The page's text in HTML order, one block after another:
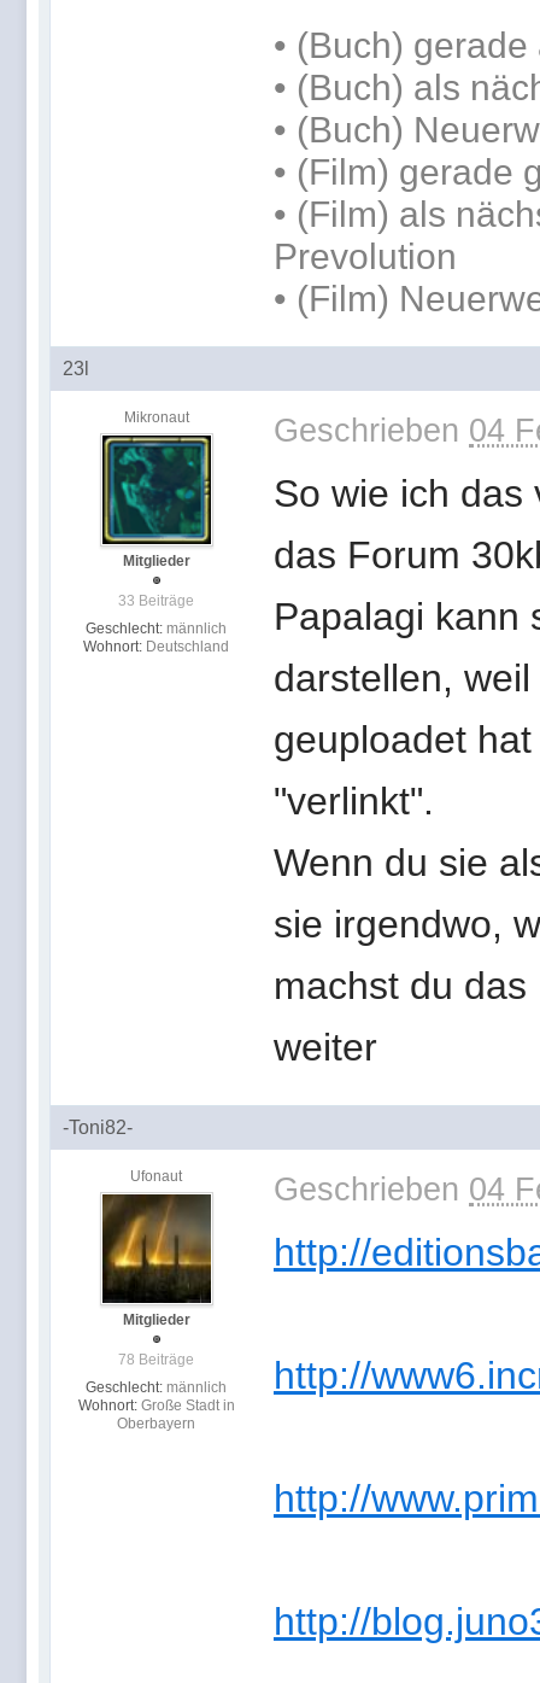
• (Buch) gerade
• (Buch) als
• (Buch)
• (Film) gerade
• (Film) als
Prevolution
• (Film)
23l
Mikronaut
Mitglieder
33 Beiträge
Geschlecht: männlich
Wohnort: Deutschland
Geschrieben 04
So wie ich das
das Forum
Papalagi kann
darstellen,
geuploadet
"verlinkt".
Wenn du sie
sie irgendwo,
machst du
weiter
-Toni82-
Ufonaut
Mitglieder
78 Beiträge
Geschlecht: männlich
Wohnort: Große Stadt in
Oberbayern
Geschrieben 04
http://
http://
http://
http://